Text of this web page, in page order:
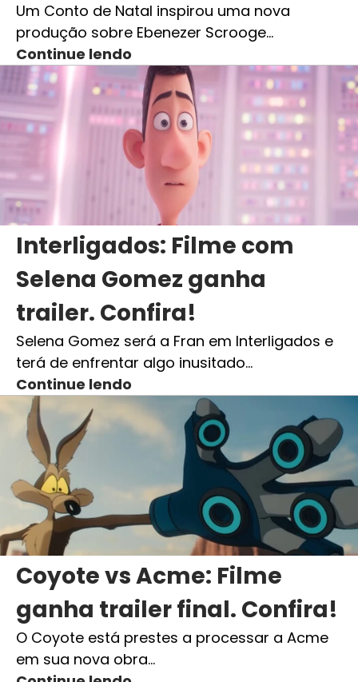
Um Conto de Natal inspirou uma nova
produção sobre Ebenezer Scrooge…
Continue lendo
Interligados: Filme com
Selena Gomez ganha
trailer. Confira!
Selena Gomez será a Fran em Interligados e
terá de enfrentar algo inusitado…
Continue lendo
Coyote vs Acme: Filme
ganha trailer final. Confira!
O Coyote está prestes a processar a Acme
em sua nova obra…